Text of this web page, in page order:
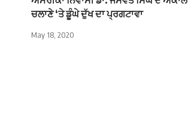
ਚਲਾਣੇ ‘ਤੇ ਡੂੰਘੇ ਦੁੱਖ ਦਾ ਪ੍ਰਗਟਾਵਾ
May 18, 2020